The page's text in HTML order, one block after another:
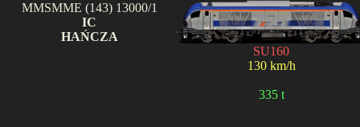
MMSMME (143) 13000/1
IC
HAŃCZA
SU160
130 km/h
335 t